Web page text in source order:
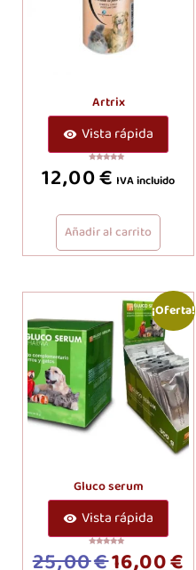
Artrix
Vista rápida
con
5.00
12,00€ IVA incluido
Añadir al carrito
¡Oferta!
Gluco serum
Vista rápida
con
5.00
25,00€16,00€